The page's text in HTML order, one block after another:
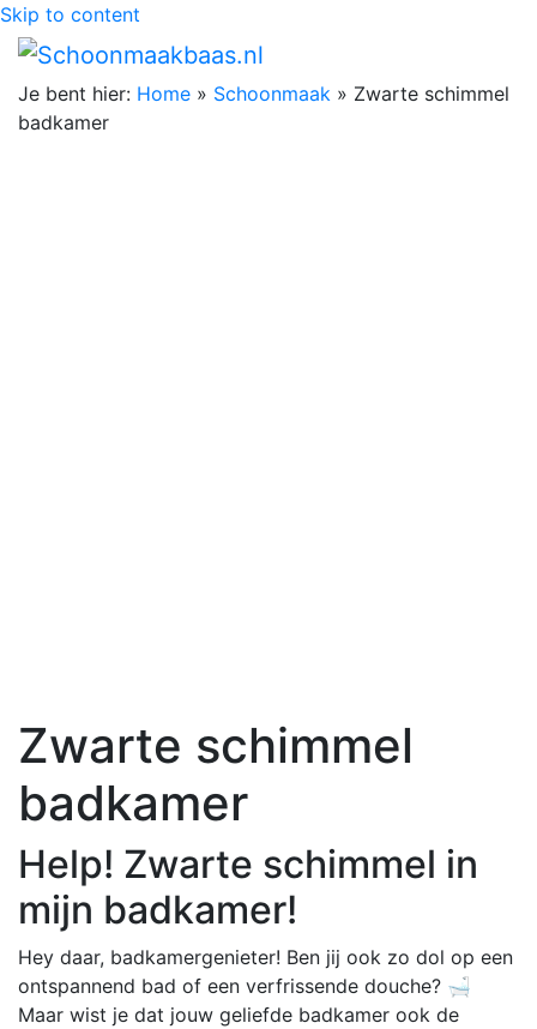
Skip to content
Je bent hier: Home » Schoonmaak » Zwarte schimmel
badkamer
Zwarte schimmel
badkamer
Help! Zwarte schimmel in
mijn badkamer!
Hey daar, badkamergenieter! Ben jij ook zo dol op een
ontspannend bad of een verfrissende douche? 🛁
Maar wist je dat jouw geliefde badkamer ook de